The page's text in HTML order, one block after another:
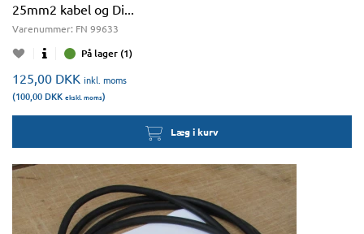
25mm2 kabel og Di...
Varenummer: FN 99633
På lager (1)
125,00 DKK inkl. moms
(100,00 DKK ekskl. moms)
Læg i kurv